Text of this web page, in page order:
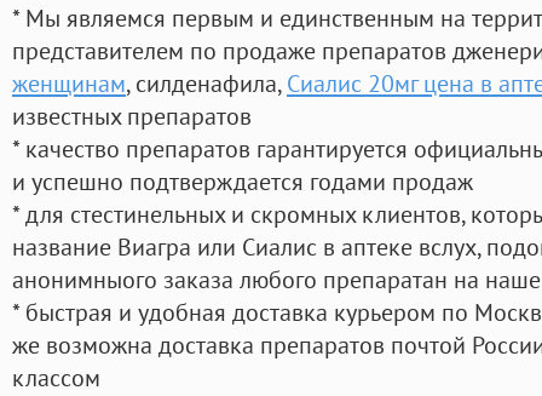
* Мы являемся первым и единственным на
представителем по продаже препаратов
женщинам, силденафила, Сиалис 20мг цена в
известных препаратов
* качество препаратов гарантируется
и успешно подтверждается годами продаж
* для стестинельных и скромных клиентов,
название Виагра или Сиалис в аптеке вслух,
анонимныого заказа любого препаратан на
* быстрая и удобная доставка курьером по
же возможна доставка препаратов почтой
классом